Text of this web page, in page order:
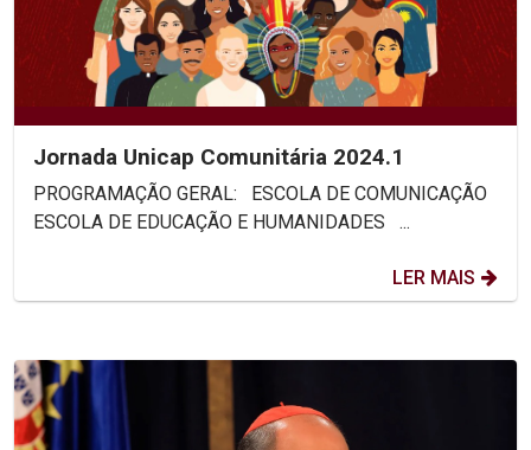
Jornada Unicap Comunitária 2024.1
PROGRAMAÇÃO GERAL: ESCOLA DE COMUNICAÇÃO
ESCOLA DE EDUCAÇÃO E HUMANIDADES ...
LER MAIS